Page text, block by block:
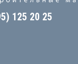
125 20 25